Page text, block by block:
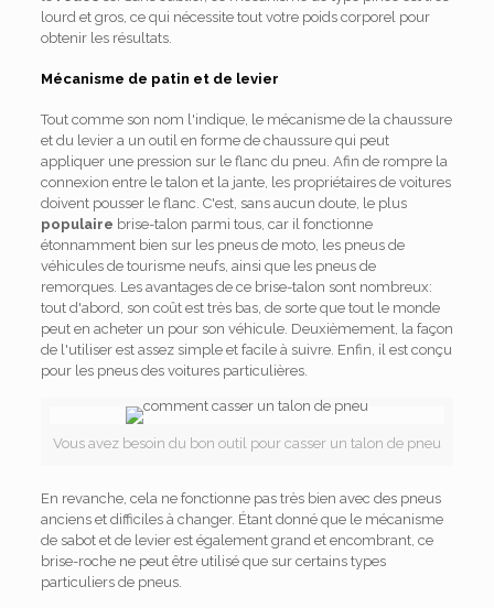
lourd et gros, ce qui nécessite tout votre poids corporel pour
obtenir les résultats.
Mécanisme de patin et de levier
Tout comme son nom l'indique, le mécanisme de la chaussure
et du levier a un outil en forme de chaussure qui peut
appliquer une pression sur le flanc du pneu. Afin de rompre la
connexion entre le talon et la jante, les propriétaires de voitures
doivent pousser le flanc. C'est, sans aucun doute, le plus
populaire brise-talon parmi tous, car il fonctionne
étonnamment bien sur les pneus de moto, les pneus de
véhicules de tourisme neufs, ainsi que les pneus de
remorques. Les avantages de ce brise-talon sont nombreux:
tout d'abord, son coût est très bas, de sorte que tout le monde
peut en acheter un pour son véhicule. Deuxièmement, la façon
de l'utiliser est assez simple et facile à suivre. Enfin, il est conçu
pour les pneus des voitures particulières.
Vous avez besoin du bon outil pour casser un talon de pneu
En revanche, cela ne fonctionne pas très bien avec des pneus
anciens et difficiles à changer. Étant donné que le mécanisme
de sabot et de levier est également grand et encombrant, ce
brise-roche ne peut être utilisé que sur certains types
particuliers de pneus.